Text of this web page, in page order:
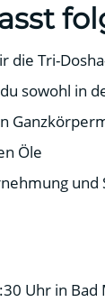
die Tri-
sowohl in
Öle
und
Uhr in Bad